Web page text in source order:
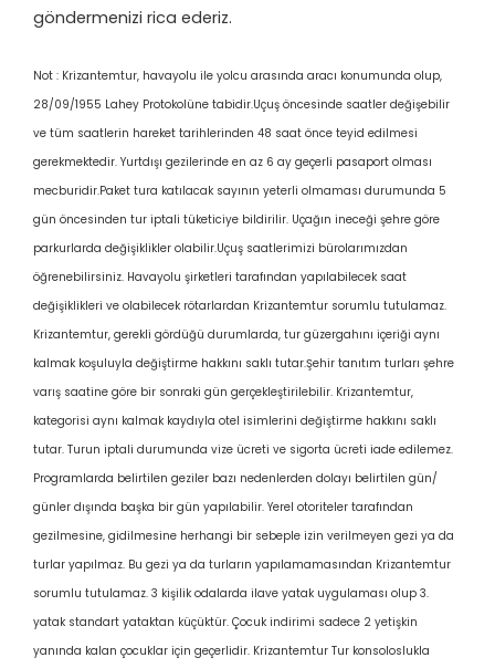
göndermenizi rica ederiz.
Not : Krizantemtur, havayolu ile yolcu arasında aracı konumunda olup,
28/09/1955 Lahey Protokolüne tabidir.Uçuş öncesinde saatler değişebilir
ve tüm saatlerin hareket tarihlerinden 48 saat önce teyid edilmesi
gerekmektedir. Yurtdışı gezilerinde en az 6 ay geçerli pasaport olması
mecburidir.Paket tura katılacak sayının yeterli olmaması durumunda 5
gün öncesinden tur iptali tüketiciye bildirilir. Uçağın ineceği şehre göre
parkurlarda değişiklikler olabilir.Uçuş saatlerimizi bürolarımızdan
öğrenebilirsiniz. Havayolu şirketleri tarafından yapılabilecek saat
değişiklikleri ve olabilecek rötarlardan Krizantemtur sorumlu tutulamaz.
Krizantemtur, gerekli gördüğü durumlarda, tur güzergahını içeriği aynı
kalmak koşuluyla değiştirme hakkını saklı tutar.Şehir tanıtım turları şehre
varış saatine göre bir sonraki gün gerçekleştirilebilir. Krizantemtur,
kategorisi aynı kalmak kaydıyla otel isimlerini değiştirme hakkını saklı
tutar. Turun iptali durumunda vize ücreti ve sigorta ücreti iade edilemez.
Programlarda belirtilen geziler bazı nedenlerden dolayı belirtilen gün/
günler dışında başka bir gün yapılabilir. Yerel otoriteler tarafından
gezilmesine, gidilmesine herhangi bir sebeple izin verilmeyen gezi ya da
turlar yapılmaz. Bu gezi ya da turların yapılamamasından Krizantemtur
sorumlu tutulamaz. 3 kişilik odalarda ilave yatak uygulaması olup 3.
yatak standart yataktan küçüktür. Çocuk indirimi sadece 2 yetişkin
yanında kalan çocuklar için geçerlidir. Krizantemtur Tur konsoloslukla